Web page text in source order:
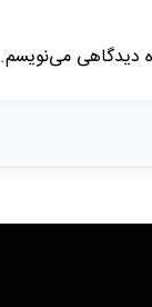
دیدگاهی می‌نویسم.